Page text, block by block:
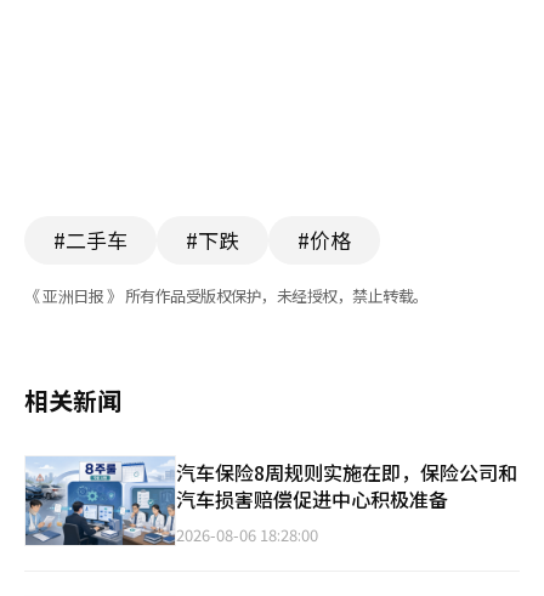
#二手车 #下跌 #价格
《 亚洲日报 》 所有作品受版权保护，未经授权，禁止转载。
相关新闻
汽车保险8周规则实施在即，保险公司和
汽车损害赔偿促进中心积极准备
2026-08-06 18:28:00